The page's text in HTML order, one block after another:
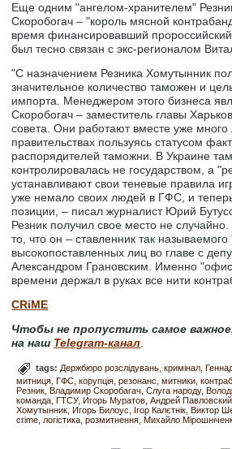
Еще одним "ангелом-хранителем"
Скоробогач – "король мясной
время финансировавший
был тесно связан с экс-регионалом
"С назначением Резника Хомутынник
значительное количество таможен и
импорта. Менеджером этого бизнеса
Скоробогач – заместитель главы
совета. Они работают вместе уже много
правительствах пользуясь статусом
распорядителей таможни. В Украине
контролировалась не государством, а
устанавливают свои теневые правила
уже немало своих людей в ГФС, и
позиции, – писал журналист Юрий
Резник получил свое место не
то, что он – ставленник так
высокопоставленных лиц во главе с
Александром Грановским. Именно
времени держал в руках все нити
CRiME
Чтобы не пропустить самое
на наш Telegram-канал.
tags: Держбюро розслідувань кримінал
митниця
ГФС корупція резонанс митники
Резник
Владимир Скоробагач Слуга народу
команда
ГТСУ Игорь Муратов Андрей Павловский
Хомутынник
Игорь Билоус Ігор Калєтнік Виктор
crime логістика розмитнення Михайло